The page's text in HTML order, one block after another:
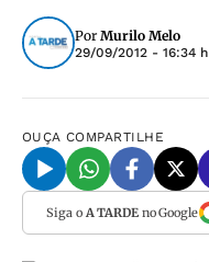
Por Murilo Melo
29/09/2012 - 16:34 h
OUÇA COMPARTILHE
Siga o A TARDEno Google